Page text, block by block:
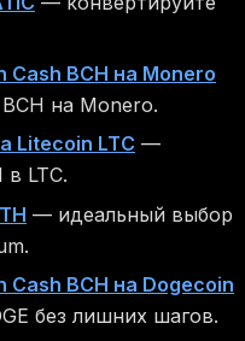
BCH на Monero
на Monero.
Litecoin LTC —
в LTC.
— идеальный выбор
BCH на Dogecoin
без лишних шагов.